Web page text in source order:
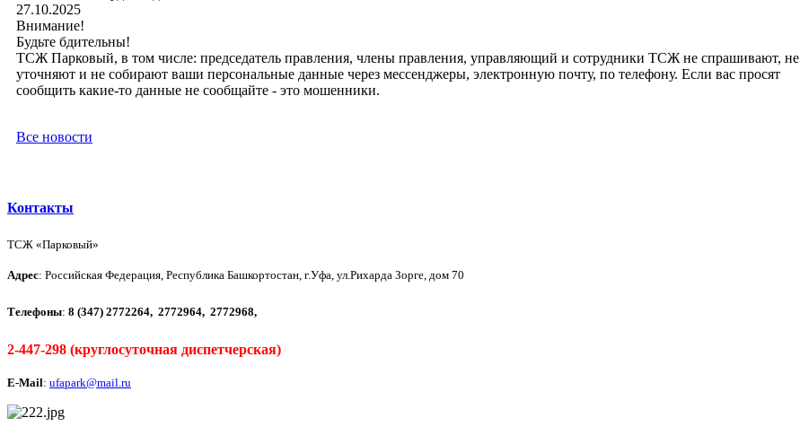
27.10.2025
Внимание!
Будьте бдительны!
ТСЖ Парковый, в том числе: председатель правления, члены правления, управляющий и сотрудники ТСЖ не спрашивают, не
уточняют и не собирают ваши персональные данные через мессенджеры, электронную почту, по телефону. Если вас просят
сообщить какие-то данные не сообщайте - это мошенники.
Все новости
Контакты
ТСЖ «Парковый»
Адрес: Российская Федерация, Республика Башкортостан, г.Уфа, ул.Рихарда Зорге, дом 70
Телефоны: 8 (347) 2772264, 2772964, 2772968,
2-447-298 (круглосуточная диспетчерская)
E-Mail: ufapark@mail.ru